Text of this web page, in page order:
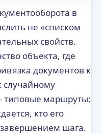
в
не «списком
свойств.
объекта, где
документов к
случайному
типовые маршруты:
кто его
завершением шага.